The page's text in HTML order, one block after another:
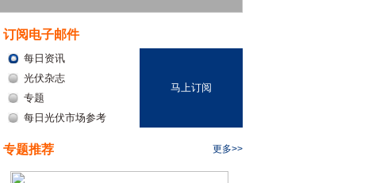
订阅电子邮件
每日资讯
光伏杂志
专题
每日光伏市场参考
马上订阅
专题推荐 更多>>